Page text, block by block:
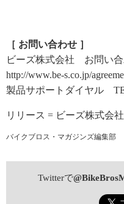
［ お問い合わせ ］
ビーズ株式会社 お問い合
http://www.be-s.co.jp/
製品サポートダイヤル
リリース = ビーズ株式会社
バイクブロス・マガジンズ編集部
Twitterで